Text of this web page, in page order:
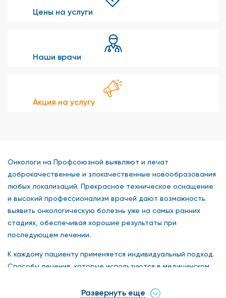
Цены на услуги
Наши врачи
Акция на услугу
Онкологи на Профсоюзной выявляют и лечат
доброкачественные и злокачественные новообразования
любых локализаций. Прекрасное техническое оснащение
и высокий профессионализм врачей дают возможность
выявить онкологическую болезнь уже на самых ранних
стадиях, обеспечивая хорошие результаты при
последующем лечении.
К каждому пациенту применяется индивидуальный подход.
Способы лечения, которые используются в медицинском
Развернуть еще